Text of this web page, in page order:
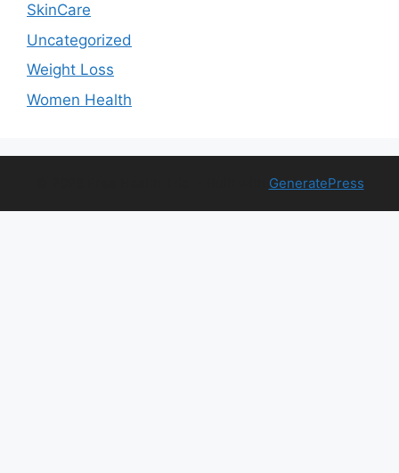
SkinCare
Uncategorized
Weight Loss
Women Health
GeneratePress